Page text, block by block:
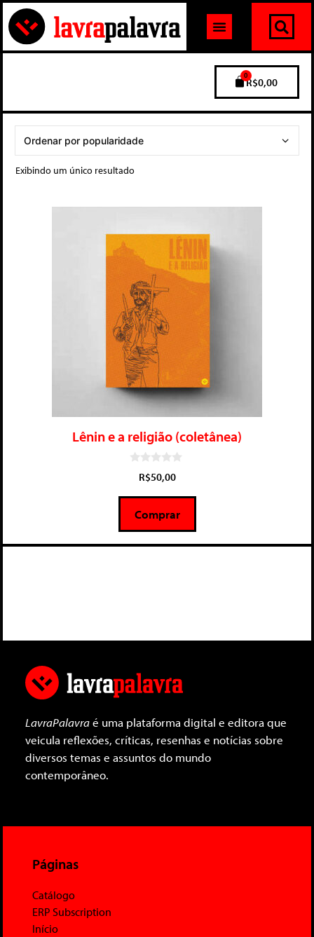
R$0,00
0
Exibindo um único resultado
Lênin e a religião (coletânea)
5
R$50,00
Comprar
LavraPalavraé uma plataforma digital e editora que
veicula reflexões, críticas, resenhas e notícias sobre
diversos temas e assuntos do mundo
contemporâneo.
Páginas
Catálogo
ERP Subscription
Início